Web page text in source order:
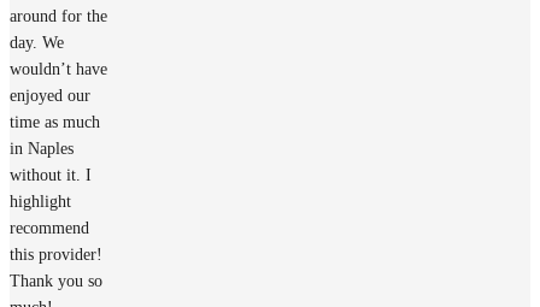
around for the
day. We
wouldn’t have
enjoyed our
time as much
in Naples
without it. I
highlight
recommend
this provider!
Thank you so